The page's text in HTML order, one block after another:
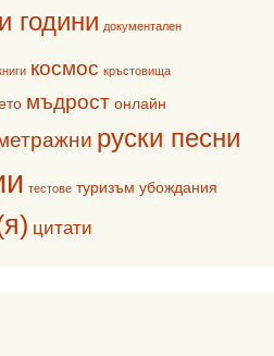
години документален
космос кръстовища
мъдрост онлайн
руски песни
тестове туризъм убождания
цитати